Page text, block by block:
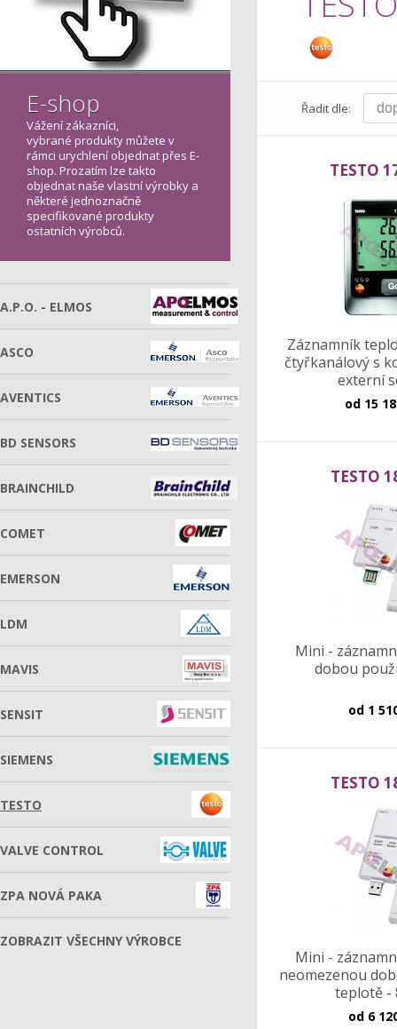
Řadit dle:
TESTO
Záznamník
čtyřkanálový s
externí
od 15
TESTO
Mini -
dobou
od 1
TESTO
Mini -
neomezenou
teplotě -
od 6
E-shop
Vážení zákazníci,
vybrané produkty můžete v
rámci urychlení objednat přes E-
shop. Prozatím lze takto
objednat naše vlastní výrobky a
některé jednoznačně
specifikované produkty
ostatních výrobců.
A.P.O. - ELMOS
ASCO
AVENTICS
BD SENSORS
BRAINCHILD
COMET
EMERSON
LDM
MAVIS
SENSIT
SIEMENS
TESTO
VALVE CONTROL
ZPA NOVÁ PAKA
ZOBRAZIT VŠECHNY VÝROBCE